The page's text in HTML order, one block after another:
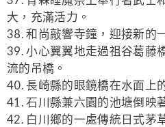
大，充滿活力。
38. 和尚敲響寺鐘，迎接新的
39. 小心翼翼地走過祖谷葛藤
流的吊橋。
40. 長崎縣的眼鏡橋在水面上
41. 石川縣兼六園的池塘倒映
42. 白川鄉的一處傳統日式茅